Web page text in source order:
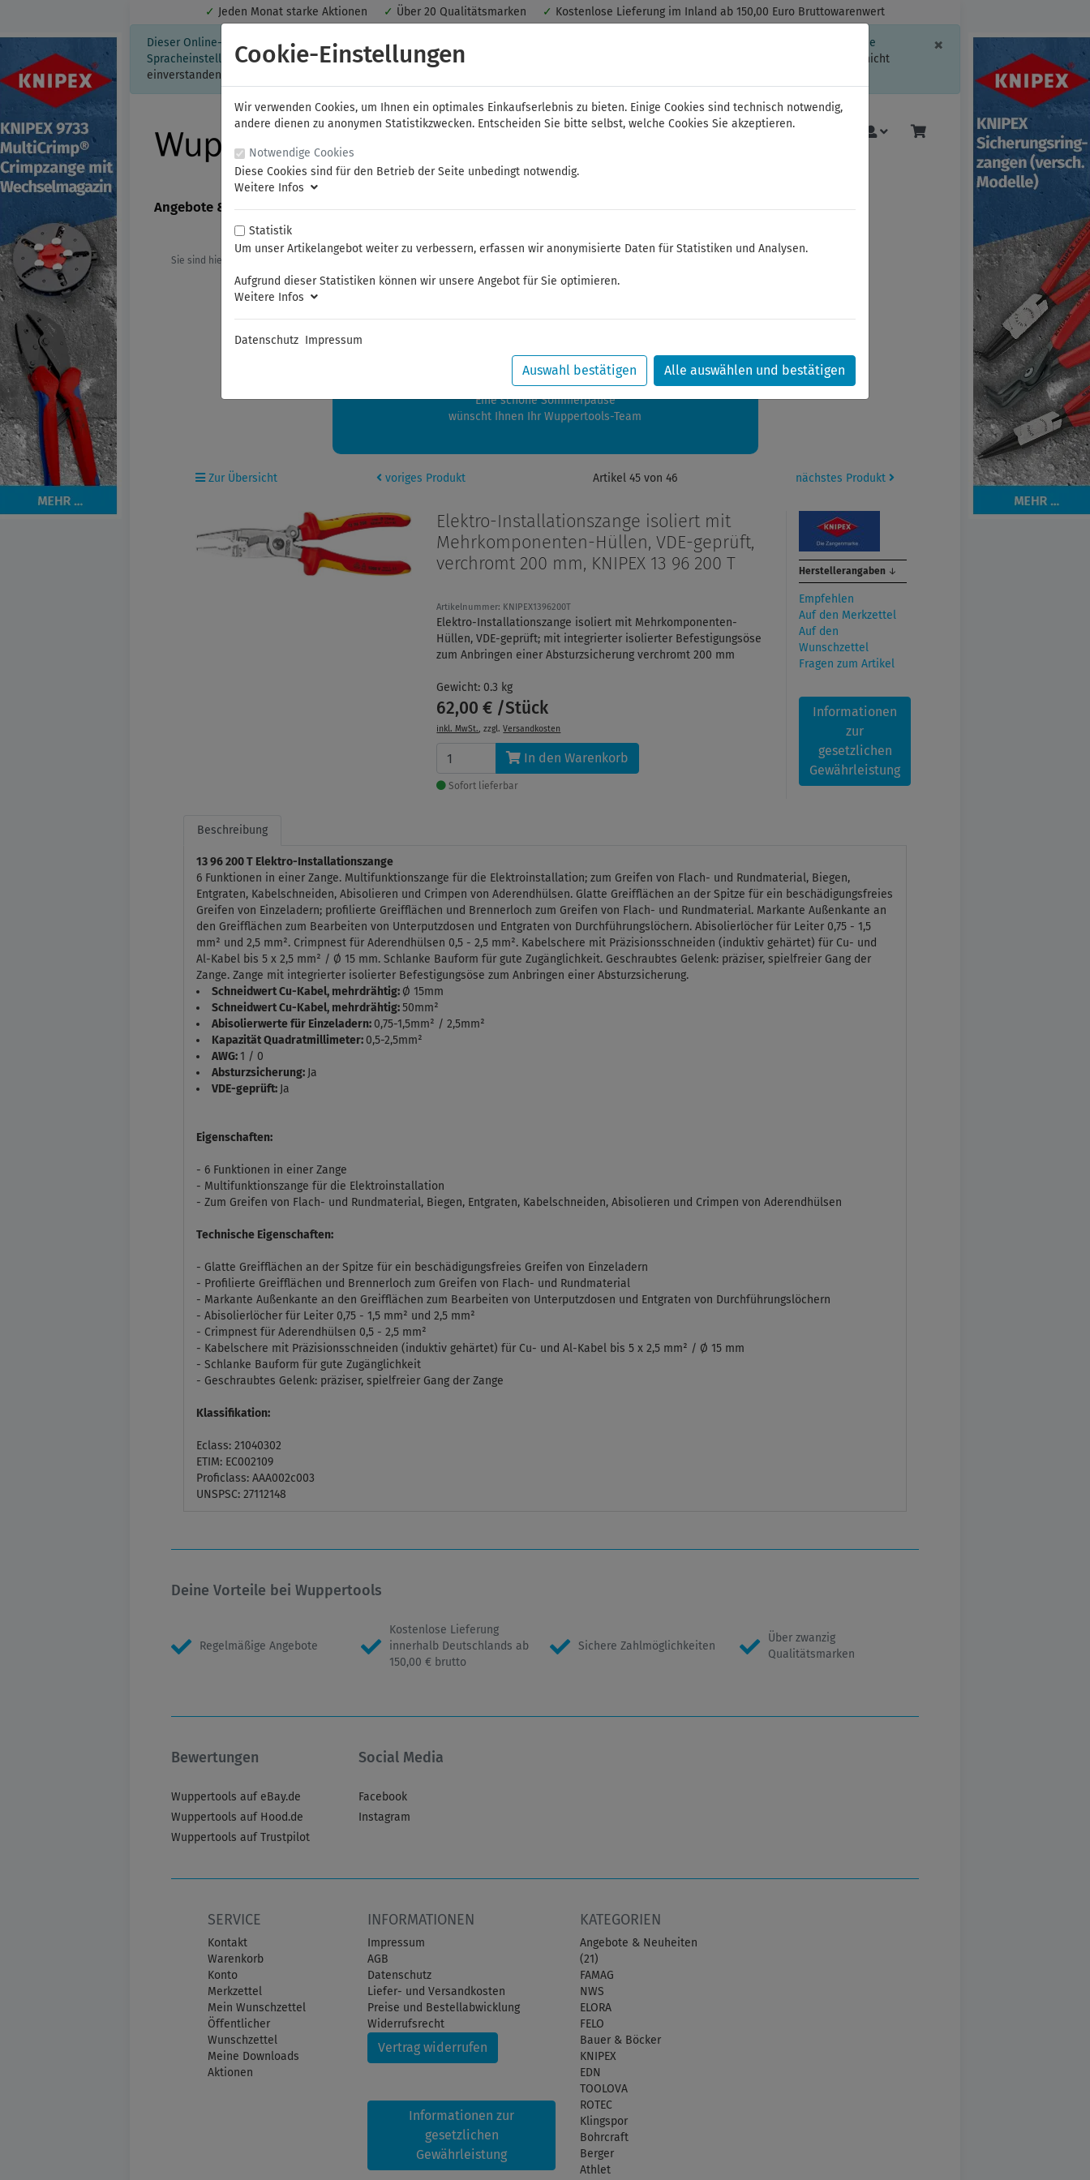
✓ Jeden Monat starke Aktionen ✓ Über 20 Qualitätsmarken ✓ Kostenlose Lieferung im Inland ab 150,00 Euro Bruttowarenwert
× Schließen
Dieser Online-Shop verwendet Cookies für ein optimales Einkaufserlebnis. Dabei werden beispielsweise die Session-Informationen oder die
Spracheinstellung auf Ihrem Rechner gespeichert. Ohne Cookies ist der Funktionsumfang des Online-Shops eingeschränkt.
Sind Sie damit nicht
einverstanden, klicken Sie bitte hier.
Angebote & Neuheiten FAMAG NWS ELORA FELO Bauer & Böcker Mehr
Sie sind hier:
Sommerferien
zwischen 28.07.2026 und 21.08.2026 machen auch wir Urlaub.
Ihre Bestellungen in diesem Zeitraum werden ab dem 24.08.2026 verschickt.
Eine schöne Sommerpause
wünscht Ihnen Ihr Wuppertools-Team
Zur Übersicht voriges Produkt Artikel 45 von 46 nächstes Produkt
Elektro-Installationszange isoliert mit
Mehrkomponenten-Hüllen, VDE-geprüft,
verchromt 200 mm, KNIPEX 13 96 200 T
Artikelnummer: KNIPEX1396200T
Elektro-Installationszange isoliert mit Mehrkomponenten-
Hüllen, VDE-geprüft; mit integrierter isolierter Befestigungsöse
zum Anbringen einer Absturzsicherung verchromt 200 mm
Gewicht: 0.3 kg
62,00 € /Stück
inkl. MwSt., zzgl.Versandkosten
In den Warenkorb
Sofort lieferbar
Herstellerangaben ↓
Empfehlen
Auf den Merkzettel
Auf den
Wunschzettel
Fragen zum Artikel
Informationen
zur
gesetzlichen
Gewährleistung
Beschreibung
13 96 200 T Elektro-Installationszange
6 Funktionen in einer Zange. Multifunktionszange für die Elektroinstallation; zum Greifen von Flach- und Rundmaterial, Biegen,
Entgraten, Kabelschneiden, Abisolieren und Crimpen von Aderendhülsen. Glatte Greifflächen an der Spitze für ein beschädigungsfreies
Greifen von Einzeladern; profilierte Greifflächen und Brennerloch zum Greifen von Flach- und Rundmaterial. Markante Außenkante an
den Greifflächen zum Bearbeiten von Unterputzdosen und Entgraten von Durchführungslöchern. Abisolierlöcher für Leiter 0,75 - 1,5
mm² und 2,5 mm². Crimpnest für Aderendhülsen 0,5 - 2,5 mm². Kabelschere mit Präzisionsschneiden (induktiv gehärtet) für Cu- und
Al-Kabel bis 5 x 2,5 mm² / Ø 15 mm. Schlanke Bauform für gute Zugänglichkeit. Geschraubtes Gelenk: präziser, spielfreier Gang der
Zange. Zange mit integrierter isolierter Befestigungsöse zum Anbringen einer Absturzsicherung.
Schneidwert Cu-Kabel, mehrdrähtig: Ø 15mm
Schneidwert Cu-Kabel, mehrdrähtig:50mm²
Abisolierwerte für Einzeladern: 0,75-1,5mm² / 2,5mm²
Kapazität Quadratmillimeter: 0,5-2,5mm²
AWG: 1 / 0
Absturzsicherung: Ja
VDE-geprüft: Ja
Eigenschaften:
- 6 Funktionen in einer Zange
- Multifunktionszange für die Elektroinstallation
- Zum Greifen von Flach- und Rundmaterial, Biegen, Entgraten, Kabelschneiden, Abisolieren und Crimpen von Aderendhülsen
Technische Eigenschaften:
- Glatte Greifflächen an der Spitze für ein beschädigungsfreies Greifen von Einzeladern
- Profilierte Greifflächen und Brennerloch zum Greifen von Flach- und Rundmaterial
- Markante Außenkante an den Greifflächen zum Bearbeiten von Unterputzdosen und Entgraten von Durchführungslöchern
- Abisolierlöcher für Leiter 0,75 - 1,5 mm² und 2,5 mm²
- Crimpnest für Aderendhülsen 0,5 - 2,5 mm²
- Kabelschere mit Präzisionsschneiden (induktiv gehärtet) für Cu- und Al-Kabel bis 5 x 2,5 mm² / Ø 15 mm
- Schlanke Bauform für gute Zugänglichkeit
- Geschraubtes Gelenk: präziser, spielfreier Gang der Zange
Klassifikation:
Eclass: 21040302
ETIM: EC002109
Proficlass: AAA002c003
UNSPSC: 27112148
Deine Vorteile bei Wuppertools
Regelmäßige Angebote
Kostenlose Lieferung
innerhalb Deutschlands ab
150,00 € brutto
Sichere Zahlmöglichkeiten
Über zwanzig
Qualitätsmarken
Bewertungen
Wuppertools auf eBay.de
Wuppertools auf Hood.de
Wuppertools auf Trustpilot
Social Media
Facebook
Instagram
SERVICE
Kontakt
Warenkorb
Konto
Merkzettel
Mein Wunschzettel
Öffentlicher
Wunschzettel
Meine Downloads
Aktionen
INFORMATIONEN
Impressum
AGB
Datenschutz
Liefer- und Versandkosten
Preise und Bestellabwicklung
Widerrufsrecht
Vertrag widerrufen
Informationen zur
gesetzlichen
Gewährleistung
KATEGORIEN
Angebote & Neuheiten
(21)
FAMAG
NWS
ELORA
FELO
Bauer & Böcker
KNIPEX
EDN
TOOLOVA
ROTEC
Klingspor
Bohrcraft
Berger
Athlet
Cookie-Einstellungen
Wir verwenden Cookies, um Ihnen ein optimales Einkaufserlebnis zu bieten. Einige Cookies sind technisch notwendig,
andere dienen zu anonymen Statistikzwecken. Entscheiden Sie bitte selbst, welche Cookies Sie akzeptieren.
Notwendige Cookies
Diese Cookies sind für den Betrieb der Seite unbedingt notwendig.
Weitere Infos
Statistik
Um unser Artikelangebot weiter zu verbessern, erfassen wir anonymisierte Daten für Statistiken und Analysen.
Aufgrund dieser Statistiken können wir unsere Angebot für Sie optimieren.
Weitere Infos
Datenschutz Impressum
Auswahl bestätigen Alle auswählen und bestätigen